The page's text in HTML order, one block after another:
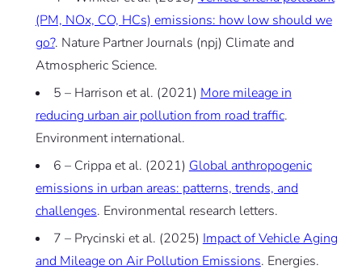
(PM, NOx, CO, HCs) emissions: how low should we
go?. Nature Partner Journals (npj) Climate and
Atmospheric Science.
5 – Harrison et al. (2021) More mileage in
reducing urban air pollution from road traffic.
Environment international.
6 – Crippa et al. (2021) Global anthropogenic
emissions in urban areas: patterns, trends, and
challenges. Environmental research letters.
7 – Prycinski et al. (2025) Impact of Vehicle Aging
and Mileage on Air Pollution Emissions. Energies.